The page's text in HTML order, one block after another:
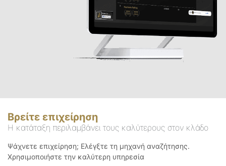
Βρείτε επιχείρηση
Η κατάταξη περιλαμβάνει τους καλύτερους στον κλάδο
Ψάχνετε επιχείρηση; Ελέγξτε τη μηχανή αναζήτησης.
Χρησιμοποιήστε την καλύτερη υπηρεσία